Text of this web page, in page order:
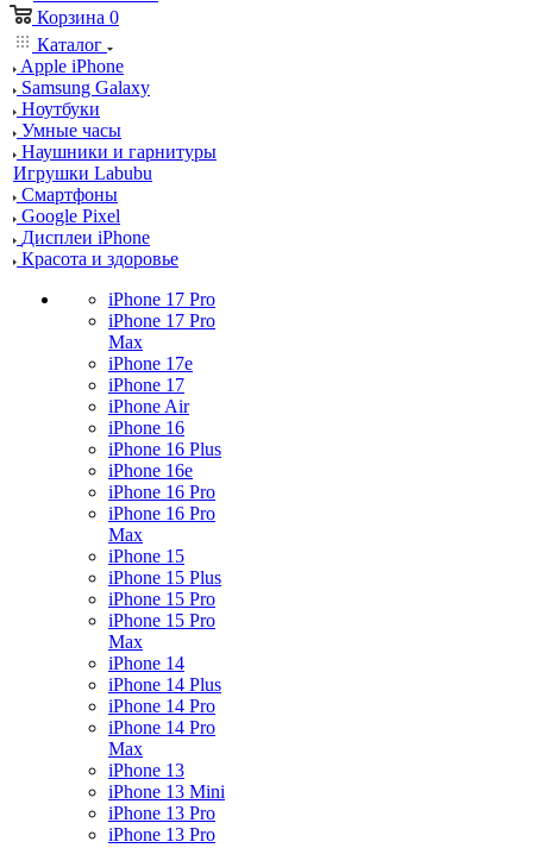
Корзина 0
Каталог
Apple iPhone
Samsung Galaxy
Ноутбуки
Умные часы
Наушники и гарнитуры
Игрушки Labubu
Смартфоны
Google Pixel
Дисплеи iPhone
Красота и здоровье
iPhone 17 Pro
iPhone 17 Pro
Max
iPhone 17e
iPhone 17
iPhone Air
iPhone 16
iPhone 16 Plus
iPhone 16e
iPhone 16 Pro
iPhone 16 Pro
Max
iPhone 15
iPhone 15 Plus
iPhone 15 Pro
iPhone 15 Pro
Max
iPhone 14
iPhone 14 Plus
iPhone 14 Pro
iPhone 14 Pro
Max
iPhone 13
iPhone 13 Mini
iPhone 13 Pro
iPhone 13 Pro